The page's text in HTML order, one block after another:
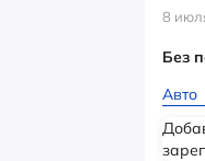
8
Без
Авто